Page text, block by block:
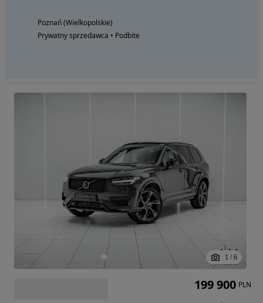
Poznań (Wielkopolskie)
Prywatny sprzedawca • Podbite
1 / 6
199 900 PLN